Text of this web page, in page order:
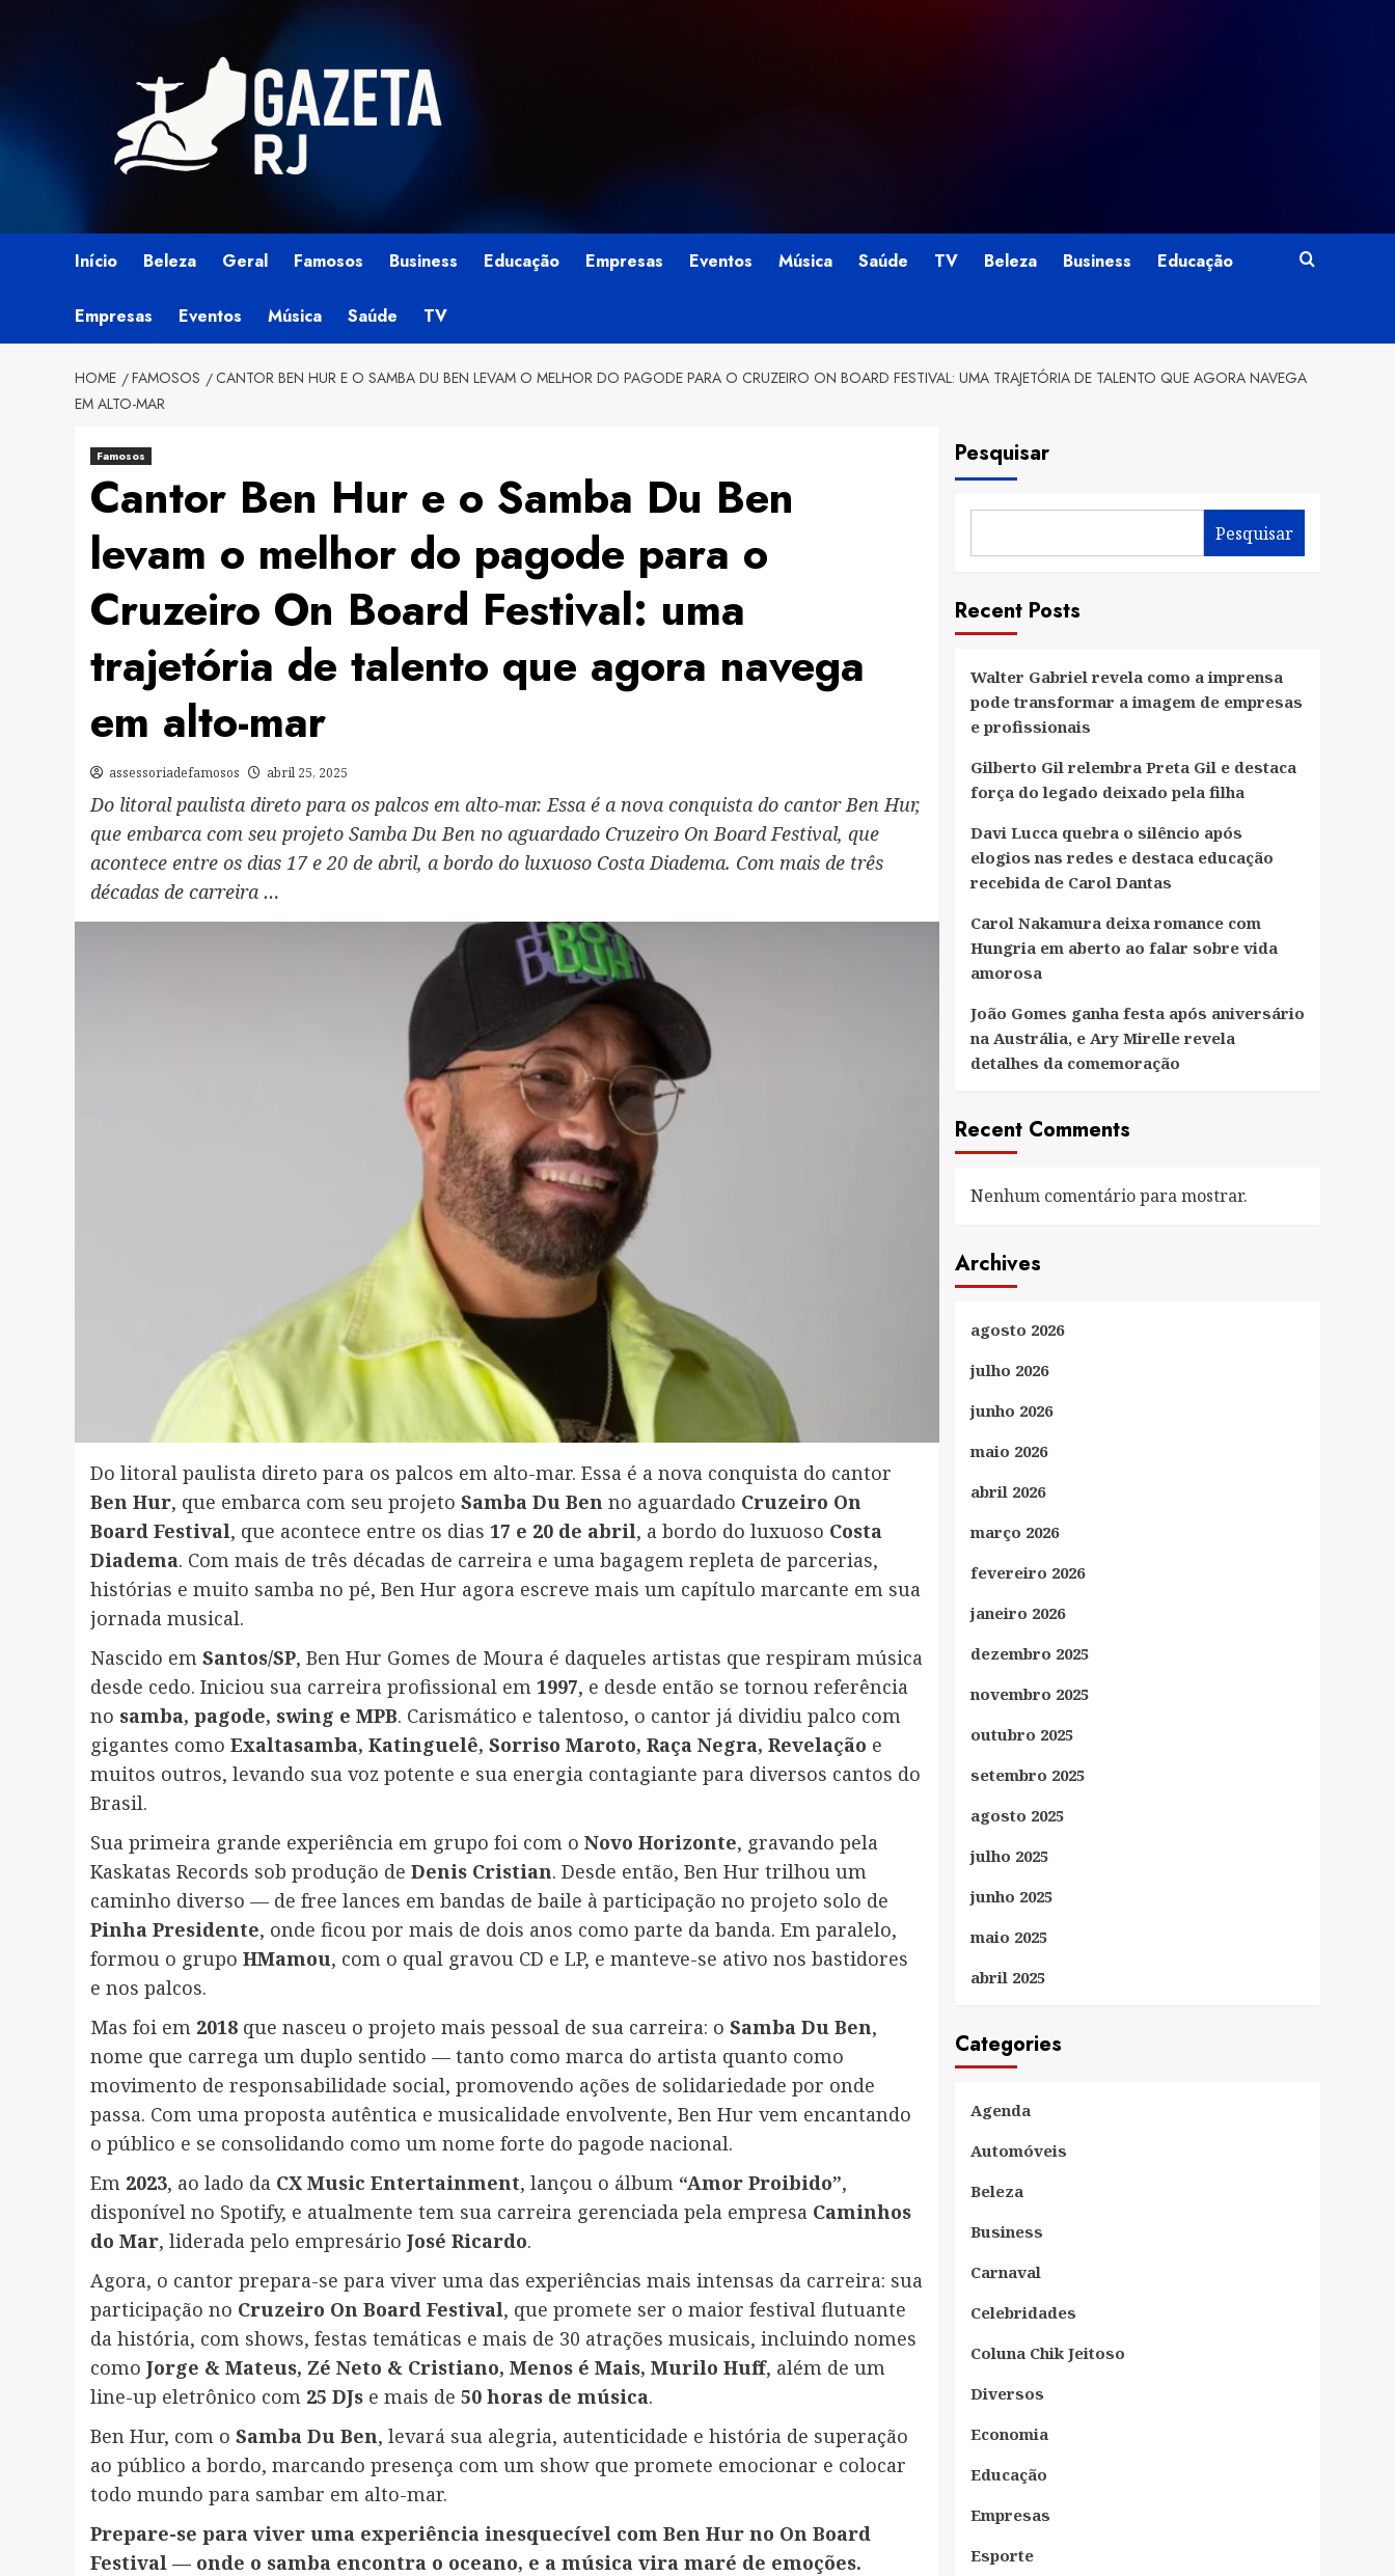
Início Beleza Geral Famosos Business Educação Empresas Eventos Música Saúde TV Beleza Business Educação
Empresas Eventos Música Saúde TV
HOME FAMOSOS
CANTOR BEN HUR E O SAMBA DU BEN LEVAM O MELHOR DO PAGODE PARA O CRUZEIRO ON BOARD FESTIVAL: UMA TRAJETÓRIA DE TALENTO QUE AGORA NAVEGA
EM ALTO-MAR
Famosos
Cantor Ben Hur e o Samba Du Ben
levam o melhor do pagode para o
Cruzeiro On Board Festival: uma
trajetória de talento que agora navega
em alto-mar
assessoriadefamosos abril 25, 2025
Do litoral paulista direto para os palcos em alto-mar. Essa é a nova conquista do cantor Ben Hur,
que embarca com seu projeto Samba Du Ben no aguardado Cruzeiro On Board Festival, que
acontece entre os dias 17 e 20 de abril, a bordo do luxuoso Costa Diadema. Com mais de três
décadas de carreira …
Do litoral paulista direto para os palcos em alto-mar. Essa é a nova conquista do cantor
Ben Hur, que embarca com seu projeto Samba Du Ben no aguardado Cruzeiro On
Board Festival, que acontece entre os dias 17 e 20 de abril, a bordo do luxuoso Costa
Diadema. Com mais de três décadas de carreira e uma bagagem repleta de parcerias,
histórias e muito samba no pé, Ben Hur agora escreve mais um capítulo marcante em sua
jornada musical.
Nascido em Santos/SP, Ben Hur Gomes de Moura é daqueles artistas que respiram música
desde cedo. Iniciou sua carreira profissional em 1997, e desde então se tornou referência
no samba, pagode, swing e MPB. Carismático e talentoso, o cantor já dividiu palco com
gigantes como Exaltasamba, Katinguelê, Sorriso Maroto, Raça Negra, Revelação e
muitos outros, levando sua voz potente e sua energia contagiante para diversos cantos do
Brasil.
Sua primeira grande experiência em grupo foi com o Novo Horizonte, gravando pela
Kaskatas Records sob produção de Denis Cristian. Desde então, Ben Hur trilhou um
caminho diverso — de free lances em bandas de baile à participação no projeto solo de
Pinha Presidente, onde ficou por mais de dois anos como parte da banda. Em paralelo,
formou o grupo HMamou, com o qual gravou CD e LP, e manteve-se ativo nos bastidores
e nos palcos.
Mas foi em 2018 que nasceu o projeto mais pessoal de sua carreira: o Samba Du Ben,
nome que carrega um duplo sentido — tanto como marca do artista quanto como
movimento de responsabilidade social, promovendo ações de solidariedade por onde
passa. Com uma proposta autêntica e musicalidade envolvente, Ben Hur vem encantando
o público e se consolidando como um nome forte do pagode nacional.
Em 2023, ao lado da CX Music Entertainment, lançou o álbum “Amor Proibido”,
disponível no Spotify, e atualmente tem sua carreira gerenciada pela empresa Caminhos
do Mar, liderada pelo empresário José Ricardo.
Agora, o cantor prepara-se para viver uma das experiências mais intensas da carreira: sua
participação no Cruzeiro On Board Festival, que promete ser o maior festival flutuante
da história, com shows, festas temáticas e mais de 30 atrações musicais, incluindo nomes
como Jorge & Mateus, Zé Neto & Cristiano, Menos é Mais, Murilo Huff, além de um
line-up eletrônico com 25 DJs e mais de 50 horas de música.
Ben Hur, com o Samba Du Ben, levará sua alegria, autenticidade e história de superação
ao público a bordo, marcando presença com um show que promete emocionar e colocar
todo mundo para sambar em alto-mar.
Prepare-se para viver uma experiência inesquecível com Ben Hur no On Board
Festival — onde o samba encontra o oceano, e a música vira maré de emoções.
Pesquisar
Pesquisar
Recent Posts
Walter Gabriel revela como a imprensa
pode transformar a imagem de empresas
e profissionais
Gilberto Gil relembra Preta Gil e destaca
força do legado deixado pela filha
Davi Lucca quebra o silêncio após
elogios nas redes e destaca educação
recebida de Carol Dantas
Carol Nakamura deixa romance com
Hungria em aberto ao falar sobre vida
amorosa
João Gomes ganha festa após aniversário
na Austrália, e Ary Mirelle revela
detalhes da comemoração
Recent Comments
Nenhum comentário para mostrar.
Archives
agosto 2026
julho 2026
junho 2026
maio 2026
abril 2026
março 2026
fevereiro 2026
janeiro 2026
dezembro 2025
novembro 2025
outubro 2025
setembro 2025
agosto 2025
julho 2025
junho 2025
maio 2025
abril 2025
Categories
Agenda
Automóveis
Beleza
Business
Carnaval
Celebridades
Coluna Chik Jeitoso
Diversos
Economia
Educação
Empresas
Esporte